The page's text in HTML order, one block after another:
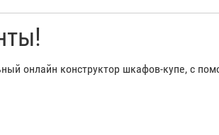
онлайн конструктор шкафов-купе, с